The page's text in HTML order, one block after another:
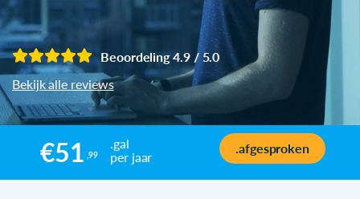
Beoordeling 4.9 / 5.0
Bekijk alle reviews
€51 ,99
.gal
per jaar
.afgesproken